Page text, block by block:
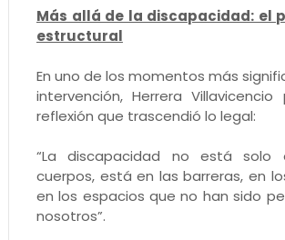
Más allá de la discapacidad: el
estructural
En uno de los momentos más
intervención, Herrera
reflexión que trascendió lo legal:
“La discapacidad no está solo
cuerpos, está en las barreras, en
en los espacios que no han sido
nosotros”.